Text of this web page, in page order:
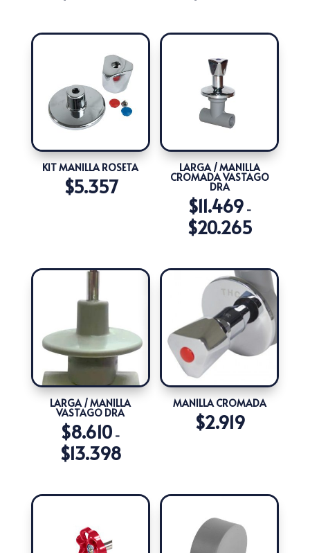
desde
$26.706
hasta
$84.192
desde
KIT MANILLA ROSETA
$5.357
LARGA / MANILLA
CROMADA VASTAGO
DRA
$11.469 -
$20.265Rango
desde
$11.469
hasta
$20.265
LARGA / MANILLA
VASTAGO DRA
$8.610 -
$13.398Rango
desde
MANILLA CROMADA
$2.919